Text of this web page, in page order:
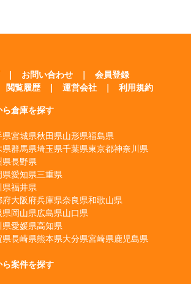
｜ お問い合わせ ｜
会員登録
閲覧履歴 ｜ 運営会社 ｜ 利用規約
倉庫を探す
県宮城県秋田県山形県福島県
県群馬県埼玉県千葉県東京都神奈川県
県長野県
県愛知県三重県
県福井県
府大阪府兵庫県奈良県和歌山県
県岡山県広島県山口県
県愛媛県高知県
県長崎県熊本県大分県宮崎県鹿児島県
案件を探す